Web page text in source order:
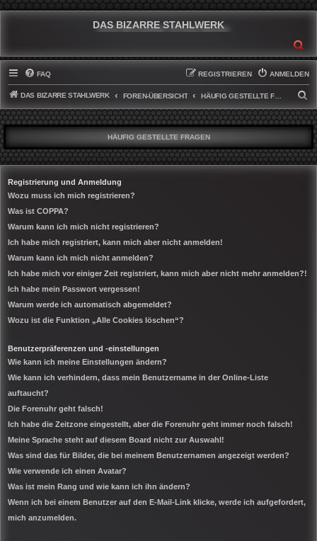
DAS BIZARRE STAHLWERK
FAQ ANMELDEN
REGISTRIEREN
DAS BIZARRE STAHLWERK FOREN-ÜBERSICHT HÄUFIG GESTELLTE FRAGEN
U
C
H
E
HÄUFIG GESTELLTE FRAGEN
Registrierung und Anmeldung
Wozu muss ich mich registrieren?
Was ist COPPA?
Warum kann ich mich nicht registrieren?
Ich habe mich registriert, kann mich aber nicht anmelden!
Warum kann ich mich nicht anmelden?
Ich habe mich vor einiger Zeit registriert, kann mich aber nicht mehr anmelden?!
Ich habe mein Passwort vergessen!
Warum werde ich automatisch abgemeldet?
Wozu ist die Funktion „Alle Cookies löschen“?
Benutzerpräferenzen und -einstellungen
Wie kann ich meine Einstellungen ändern?
Wie kann ich verhindern, dass mein Benutzername in der Online-Liste
auftaucht?
Die Forenuhr geht falsch!
Ich habe die Zeitzone eingestellt, aber die Forenuhr geht immer noch falsch!
Meine Sprache steht auf diesem Board nicht zur Auswahl!
Was sind das für Bilder, die bei meinem Benutzernamen angezeigt werden?
Wie verwende ich einen Avatar?
Was ist mein Rang und wie kann ich ihn ändern?
Wenn ich bei einem Benutzer auf den E-Mail-Link klicke, werde ich aufgefordert,
mich anzumelden.